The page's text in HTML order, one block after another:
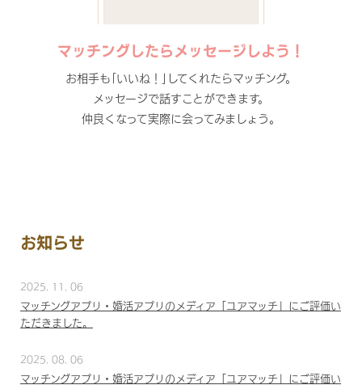
マッチングしたらメッセージしよう！
お相手も｢いいね！｣してくれたらマッチング。
メッセージで話すことができます。
仲良くなって実際に会ってみましょう。
お知らせ
2025. 11. 06
マッチングアプリ・婚活アプリのメディア「ユアマッチ」にご評価い
ただきました。
2025. 08. 06
マッチングアプリ・婚活アプリのメディア「ユアマッチ」にご評価い